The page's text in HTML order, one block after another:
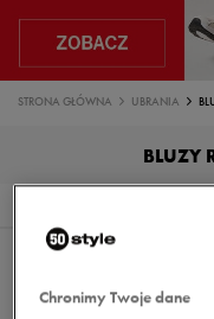
STRONA GŁÓWNA UBRANIA
BLUZY
Sortuj:
Chronimy Twoje dane